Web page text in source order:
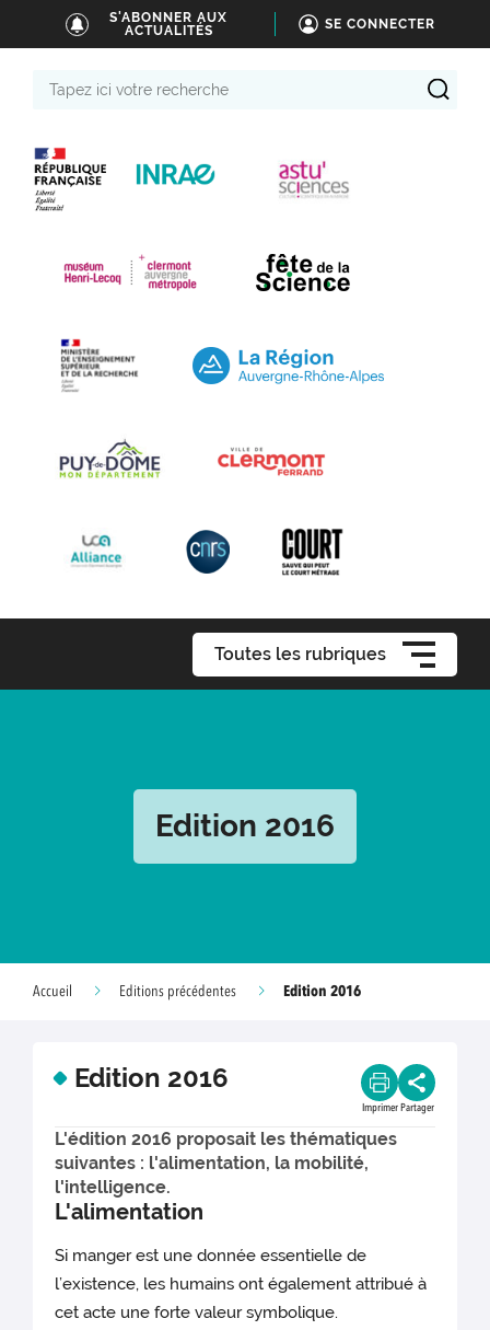
S'ABONNER AUX
ACTUALITÉS
SE CONNECTER
Toutes les rubriques
Edition 2016
Accueil Editions précédentes Edition 2016
Edition 2016
Imprimer Partager
L'édition 2016 proposait les thématiques
suivantes : l'alimentation, la mobilité,
l'intelligence.
L'alimentation
Si manger est une donnée essentielle de
l’existence, les humains ont également attribué à
cet acte une forte valeur symbolique.